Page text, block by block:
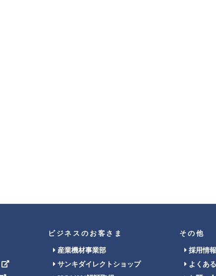
ビジネスのお客さま
産業機材事業部
サンキダイレクトショップ
その他
採用情報
よくあ